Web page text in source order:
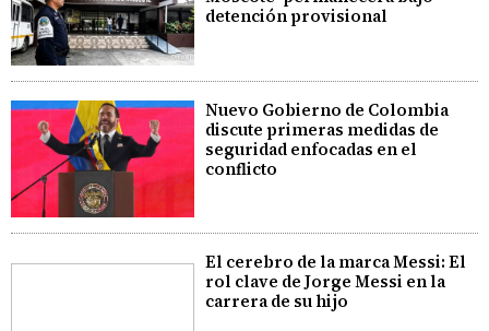
detención provisional
Nuevo Gobierno de Colombia
discute primeras medidas de
seguridad enfocadas en el
conflicto
El cerebro de la marca Messi: El
rol clave de Jorge Messi en la
carrera de su hijo